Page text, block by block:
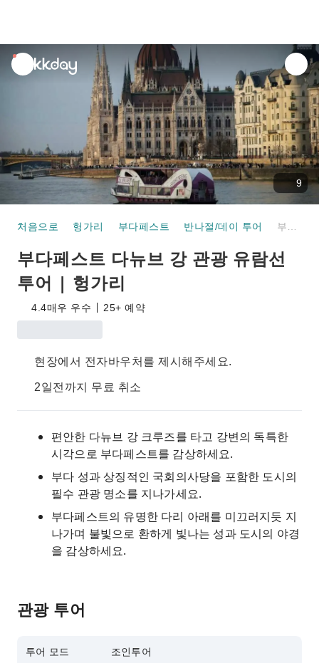
unread
notifications
9
처음으로 헝가리 부다페스트 반나절/데이 투어
부다페스트 다뉴브 강 관광 유람선
투어 | 헝가리
4.4매우 우수 25+ 예약
현장에서 전자바우처를 제시해주세요.
2일전까지 무료 취소
편안한 다뉴브 강 크루즈를 타고 강변의 독특한
시각으로 부다페스트를 감상하세요.
부다 성과 상징적인 국회의사당을 포함한 도시의
필수 관광 명소를 지나가세요.
부다페스트의 유명한 다리 아래를 미끄러지듯 지
나가며 불빛으로 환하게 빛나는 성과 도시의 야경
을 감상하세요.
관광 투어
투어 모드 조인투어